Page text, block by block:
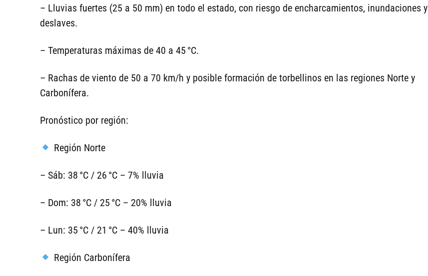
– Lluvias fuertes (25 a 50 mm) en todo el estado, con riesgo de encharcamientos, inundaciones y
deslaves.
– Temperaturas máximas de 40 a 45 °C.
– Rachas de viento de 50 a 70 km/h y posible formación de torbellinos en las regiones Norte y
Carbonífera.
Pronóstico por región:
Región Norte
– Sáb: 38 °C / 26 °C – 7% lluvia
– Dom: 38 °C / 25 °C – 20% lluvia
– Lun: 35 °C / 21 °C – 40% lluvia
Región Carbonífera